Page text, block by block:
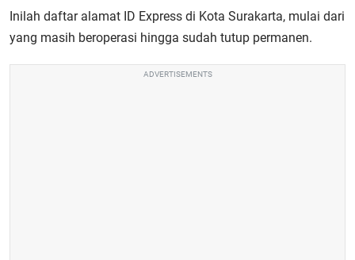
Inilah daftar alamat ID Express di Kota Surakarta, mulai dari
yang masih beroperasi hingga sudah tutup permanen.
ADVERTISEMENTS